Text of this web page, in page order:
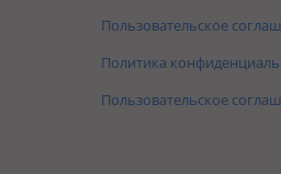
Пользовательское
Политика
Пользовательское